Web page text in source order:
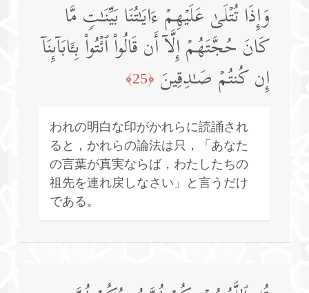
وَإِذَا تُتۡلَىٰ عَلَیۡهِمۡ ءَایَـٰتُنَا بَیِّنَـٰتࣲ مَّا
كَانَ حُجَّتَهُمۡ إِلَّاۤ أَن قَالُوا۟ ٱئۡتُوا۟ بِـَٔابَاۤىِٕنَاۤ
إِن كُنتُمۡ صَـٰدِقِینَ ﴿25﴾
われの明白な印がかれらに読誦され
ると，かれらの論法は只，「あなた
の言葉が真実ならば，わたしたちの
祖先を連れ戻しなさい」と言うだけ
である。